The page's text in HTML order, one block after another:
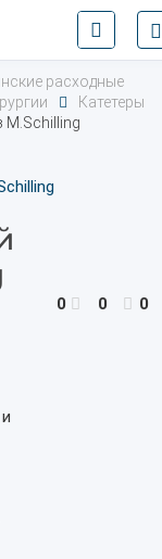
расходные
Катетеры
M.Schilling
0 0 0